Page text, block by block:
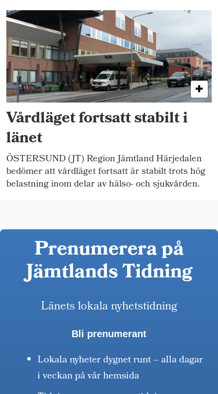
Vårdläget fortsatt stabilt i
länet
ÖSTERSUND (JT) Region Jämtland Härjedalen
bedömer att vårdläget fortsatt är stabilt trots hög
belastning inom delar av hälso- och sjukvården.
Prenumerera på
Jämtlands Tidning
Länets lokala nyhetstidning
Bli prenumerant
Lokala nyheter dygnet runt – alla dagar
i veckan på vår hemsida